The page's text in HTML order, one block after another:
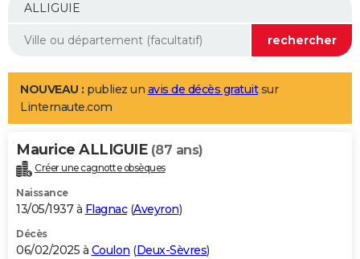
Mobiles
Meilleur smartphone
Internet
Ordinateurs
Jeux vidéo
Guide high-tech
Aménagement intérieur
LIFESTYLE
Art de vivre
Bien-être
Loisirs
Mode
Modes de vie
Alimentation
Guide de la santé
Maladies
Médicaments
Sommeil
VOYAGE
Destinations
City break
Voyage nature
Voyage de noces
Forum
Climat
+PHOTO
GUIDES D'ACHAT
BONS PLANS
NOUVEAU : publiez un avis de décès gratuitsur
Linternaute.com
Maurice ALLIGUIE (87 ans)
Créer une cagnotte obsèques
Naissance
13/05/1937 à Flagnac(Aveyron)
Décès
06/02/2025 à Coulon (Deux-Sèvres)